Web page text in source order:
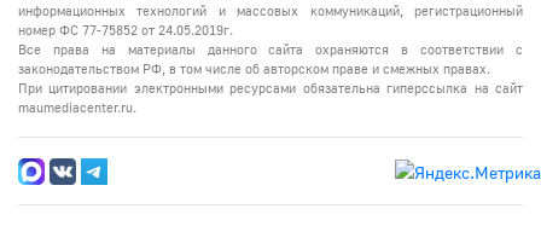
информационных технологий и массовых коммуникаций, регистрационный
номер ФС 77-75852 от 24.05.2019г.
Все права на материалы данного сайта охраняются в соответствии с
законодательством РФ, в том числе об авторском праве и смежных правах.
При цитировании электронными ресурсами обязательна гиперссылка на сайт
maumediacenter.ru.